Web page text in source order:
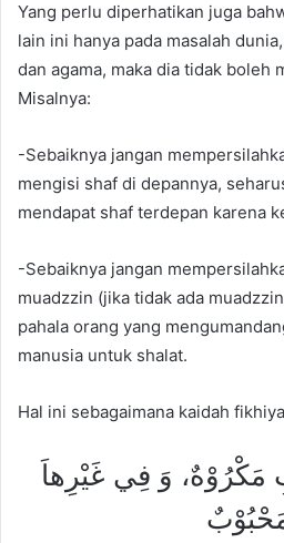
Yang perlu diperhatikan juga
lain ini hanya pada masalah
dan agama, maka dia tidak boleh
Misalnya:
-Sebaiknya jangan
mengisi shaf di depannya,
mendapat shaf terdepan karena
-Sebaiknya jangan
muadzzin (jika tidak ada
pahala orang yang
manusia untuk shalat.
Hal ini sebagaimana kaidah
مَكْرُوْهٌ، وَ فِي غَيْرِهاَ